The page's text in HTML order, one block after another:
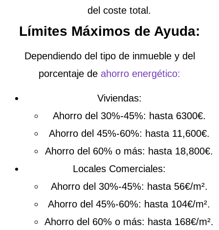
del coste total.
Límites Máximos de Ayuda:
Dependiendo del tipo de inmueble y del
porcentaje de ahorro energético:
Viviendas:
Ahorro del 30%-45%: hasta 6300€.
Ahorro del 45%-60%: hasta 11,600€.
Ahorro del 60% o más: hasta 18,800€.
Locales Comerciales:
Ahorro del 30%-45%: hasta 56€/m².
Ahorro del 45%-60%: hasta 104€/m².
Ahorro del 60% o más: hasta 168€/m².